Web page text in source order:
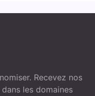
Recevez nos
les domaines